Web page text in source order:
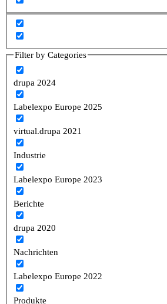
Filter by Categories
drupa 2024
Labelexpo Europe 2025
virtual.drupa 2021
Industrie
Labelexpo Europe 2023
Berichte
drupa 2020
Nachrichten
Labelexpo Europe 2022
Produkte